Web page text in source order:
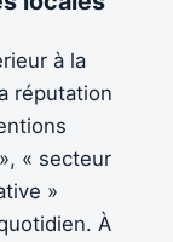
à la
réputation
« secteur
»
À